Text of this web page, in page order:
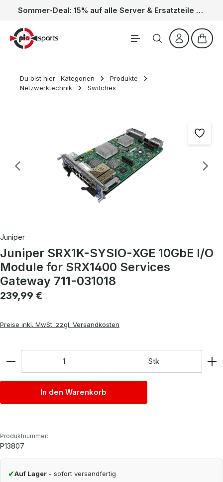
Zum Hauptinhalt springen Sommer-Deal: 15% auf alle Server & Ersatzteile – Kein Code nötig, der Rabatt wird automatisch im Warenkorb abgezogen. Gültig vom 01.06. bis 31.08.
Du bist hier: Kategorien
Produkte
Netzwerktechnik
Switches
Juniper
Juniper SRX1K-SYSIO-XGE 10GbE I/O
Module for SRX1400 Services
Gateway 711-031018
Regulärer Preis:
239,99 €
Preise inkl. MwSt. zzgl. Versandkosten
Stk
In den Warenkorb
Produktnummer:
P13807
✔Auf Lager - sofort versandfertig